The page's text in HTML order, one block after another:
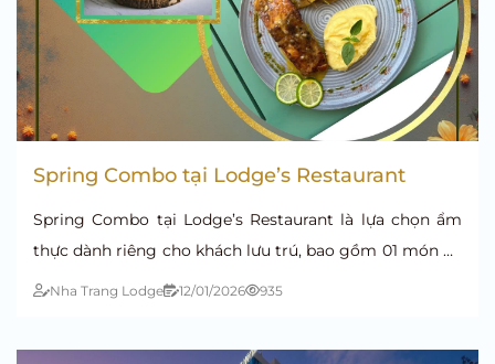
Spring Combo tại Lodge’s Restaurant
Spring Combo tại Lodge’s Restaurant là lựa chọn ẩm
thực dành riêng cho khách lưu trú, bao gồm 01 món ăn
và 01 thức uống, phục vụ bữa trưa và bữa tối.
Nha Trang Lodge 12/01/2026 935